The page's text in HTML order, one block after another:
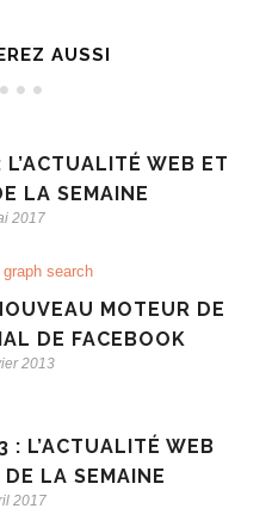
AUSSI
WEB ET
LA SEMAINE
2017
MOTEUR DE
DE FACEBOOK
2013
: L’ACTUALITÉ WEB
LA SEMAINE
2017